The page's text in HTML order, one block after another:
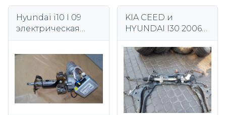
Hyundai i10 I 09
электрическая
KIA CEED и
HYUNDAI I30 2006-
механизм Европа